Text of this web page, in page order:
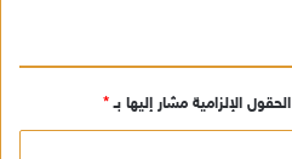
الحقول الإلزامية مشار إليها بـ*